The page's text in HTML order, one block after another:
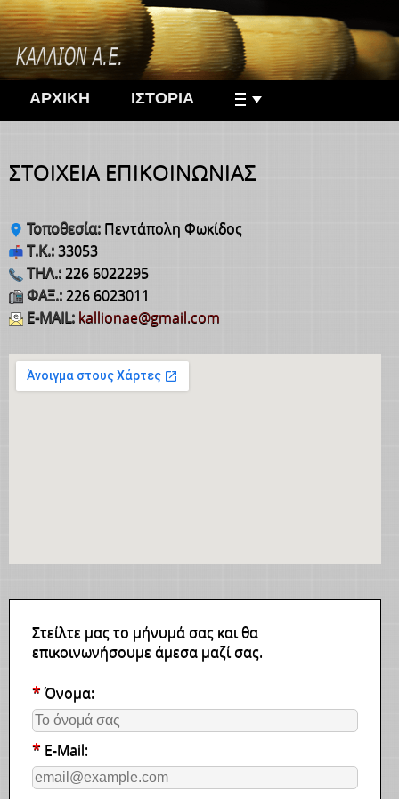
ΑΡΧΙΚΗ ΙΣΤΟΡΙΑ
ΣΤΟΙΧΕΙΑ ΕΠΙΚΟΙΝΩΝΙΑΣ
Τοποθεσία: Πεντάπολη Φωκίδος
Τ.Κ.:33053
ΤΗΛ.:226 6022295
ΦΑΞ.:226 6023011
E-MAIL: kallionae@gmail.com
Στείλτε μας το μήνυμά σας και θα
επικοινωνήσουμε άμεσα μαζί σας.
*Όνομα:
* E-Mail: